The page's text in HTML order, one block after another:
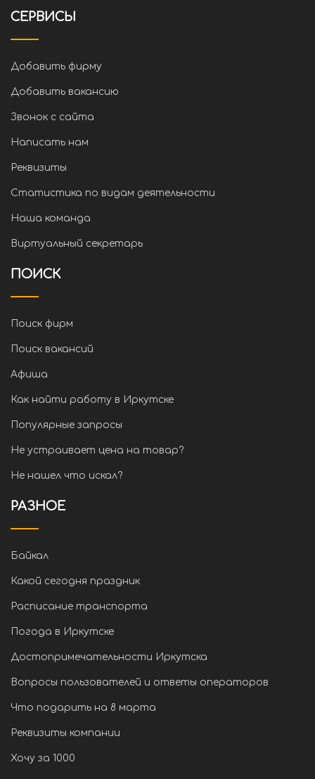
СЕРВИСЫ
Добавить фирму
Добавить вакансию
Звонок с сайта
Написать нам
Реквизиты
Статистика по видам деятельности
Наша команда
Виртуальный секретарь
ПОИСК
Поиск фирм
Поиск вакансий
Афиша
Как найти работу в Иркутске
Популярные запросы
Не устраивает цена на товар?
Не нашел что искал?
РАЗНОЕ
Байкал
Какой сегодня праздник
Расписание транспорта
Погода в Иркутске
Достопримечательности Иркутска
Вопросы пользователей и ответы операторов
Что подарить на 8 марта
Реквизиты компании
Хочу за 1000